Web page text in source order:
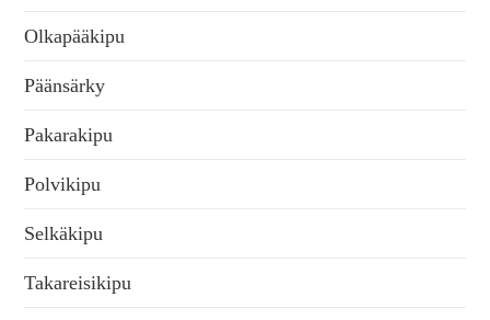
Olkapääkipu
Päänsärky
Pakarakipu
Polvikipu
Selkäkipu
Takareisikipu